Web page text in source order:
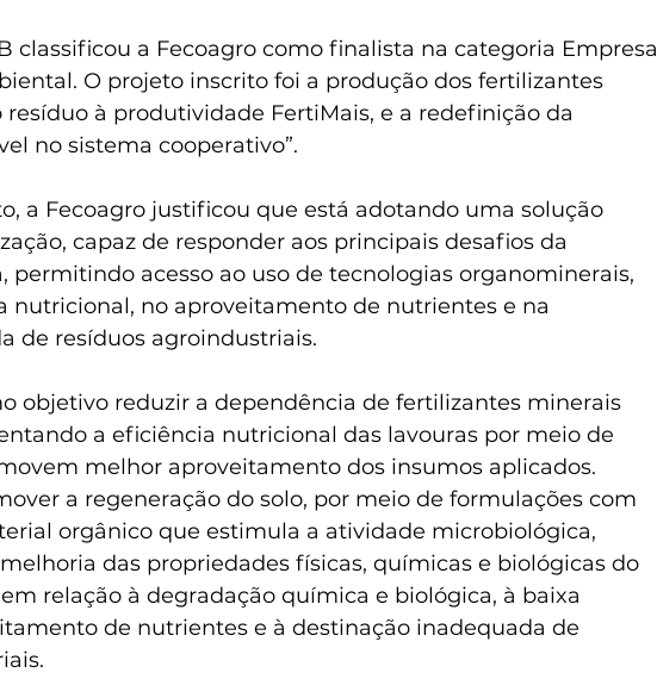
classificou a Fecoagro como finalista na categoria Empresa
O projeto inscrito foi a produção dos fertilizantes
resíduo à produtividade FertiMais, e a redefinição da
no sistema cooperativo”.
a Fecoagro justificou que está adotando uma solução
capaz de responder aos principais desafios da
permitindo acesso ao uso de tecnologias organominerais,
nutricional, no aproveitamento de nutrientes e na
de resíduos agroindustriais.
objetivo reduzir a dependência de fertilizantes minerais
a eficiência nutricional das lavouras por meio de
melhor aproveitamento dos insumos aplicados.
a regeneração do solo, por meio de formulações com
orgânico que estimula a atividade microbiológica,
das propriedades físicas, químicas e biológicas do
relação à degradação química e biológica, à baixa
de nutrientes e à destinação inadequada de